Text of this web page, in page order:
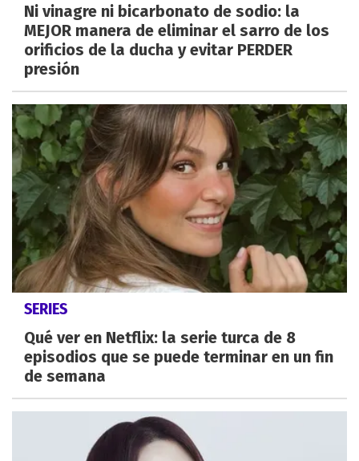
Ni vinagre ni bicarbonato de sodio: la
MEJOR manera de eliminar el sarro de los
orificios de la ducha y evitar PERDER
presión
SERIES
Qué ver en Netflix: la serie turca de 8
episodios que se puede terminar en un fin
de semana